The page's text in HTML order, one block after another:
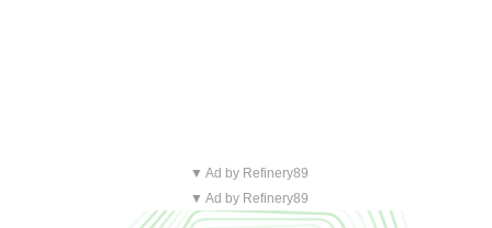
▼ Ad by Refinery89
▼ Ad by Refinery89